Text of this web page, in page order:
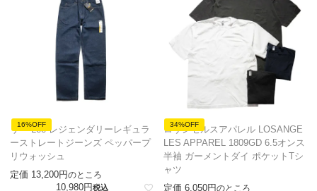
16%OFF
リー Lee レジェンダリーレギュラ
ーストレートジーンズ ペッパープ
リウォッシュ
定価 13,200 のところ
10,980 税込
34%OFF
ロサンゼルスアパレル LOSANGE
LES APPAREL 1809GD 6.5オンス
半袖 ガーメントダイ ポケットTシ
ャツ
定価 6,050 のところ